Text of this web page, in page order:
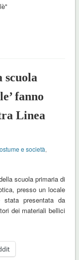
scuola
fanno
Linea
e società,
scuola primaria di
presso un locale
presentata da
dei materiali bellici